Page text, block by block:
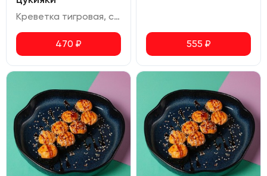
Креветка тигровая, сливочный сыр, томаты черри, снежный краб, соус цукияки, соус для запекания, соус терияки, икра масаго
470 ₽ 555 ₽